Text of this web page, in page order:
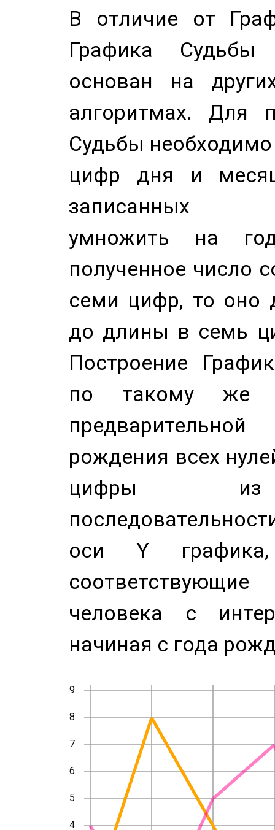
В отличие от
Графика
основан на
алгоритмах. Для
Судьбы
цифр дня и
записанных
умножить на
полученное число
семи цифр, то оно
до длины в семь
Построение
по такому же
рождения всех
цифры из
оси Y
человека с
начиная с года